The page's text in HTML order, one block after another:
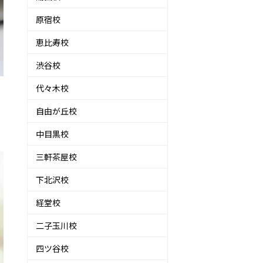
原宿校
恵比寿校
渋谷校
代々木校
自由が丘校
中目黒校
三軒茶屋校
下北沢校
経堂校
二子玉川校
四ツ谷校